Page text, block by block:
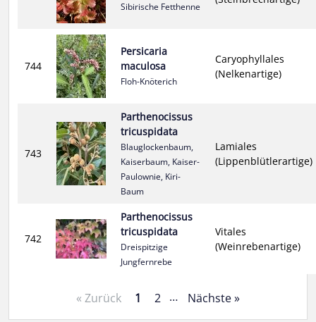
Sibirische Fetthenne
744
Persicaria
maculosa
Floh-Knöterich
Caryophyllales
(Nelkenartige)
743
Parthenocissus
tricuspidata
Blauglockenbaum,
Kaiserbaum, Kaiser-
Paulownie, Kiri-
Baum
Lamiales
(Lippenblütlerartige)
742
Parthenocissus
tricuspidata
Dreispitzige
Jungfernrebe
Vitales
(Weinrebenartige)
« Zurück 1 2 … Nächste »